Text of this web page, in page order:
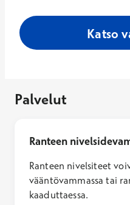
Katso
Palvelut
Ranteen
Ranteen nivelsiteet
vääntövammassa tai
kaaduttaessa.